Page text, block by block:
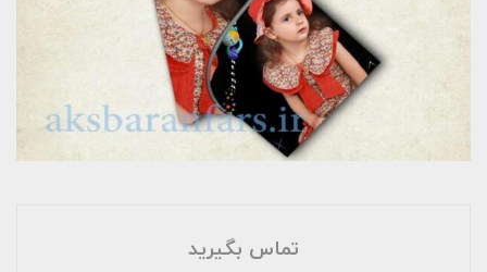
تماس بگیرید